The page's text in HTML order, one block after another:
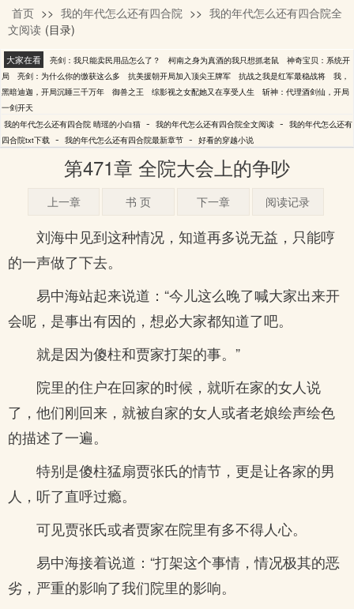
晴瑶的小白猫
首页 >> 我的年代怎么还有四合院 >> 我的年代怎么还有四合院全
文阅读 (目录)
大家在看 亮剑：我只能卖民用品怎么了？ 柯南之身为真酒的我只想抓老鼠
神奇宝贝：系统开
局
亮剑：为什么你的缴获这么多 抗美援朝开局加入顶尖王牌军 抗战之我是红军最稳战将
我，
黑暗迪迦，开局沉睡三千万年
御兽之王 综影视之女配她又在享受人生
斩神：代理酒剑仙，开局
一剑开天
我的年代怎么还有四合院 晴瑶的小白猫 - 我的年代怎么还有四合院全文阅读 - 我的年代怎么还有
四合院txt下载 - 我的年代怎么还有四合院最新章节 - 好看的穿越小说
第471章 全院大会上的争吵
上一章 书 页 下一章 阅读记录
刘海中见到这种情况，知道再多说无益，只能哼
的一声做了下去。
易中海站起来说道：“今儿这么晚了喊大家出来开
会呢，是事出有因的，想必大家都知道了吧。
就是因为傻柱和贾家打架的事。”
院里的住户在回家的时候，就听在家的女人说
了，他们刚回来，就被自家的女人或者老娘绘声绘色
的描述了一遍。
特别是傻柱猛扇贾张氏的情节，更是让各家的男
人，听了直呼过瘾。
可见贾张氏或者贾家在院里有多不得人心。
易中海接着说道：“打架这个事情，情况极其的恶
劣，严重的影响了我们院里的影响。